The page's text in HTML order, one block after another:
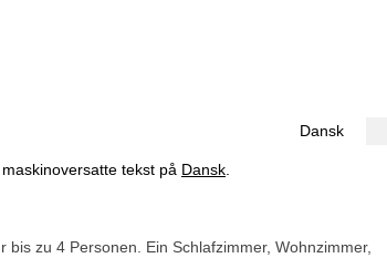
Dansk
tekst på Dansk
zu 4 Personen. Ein Schlafzimmer, Wohnzimmer,